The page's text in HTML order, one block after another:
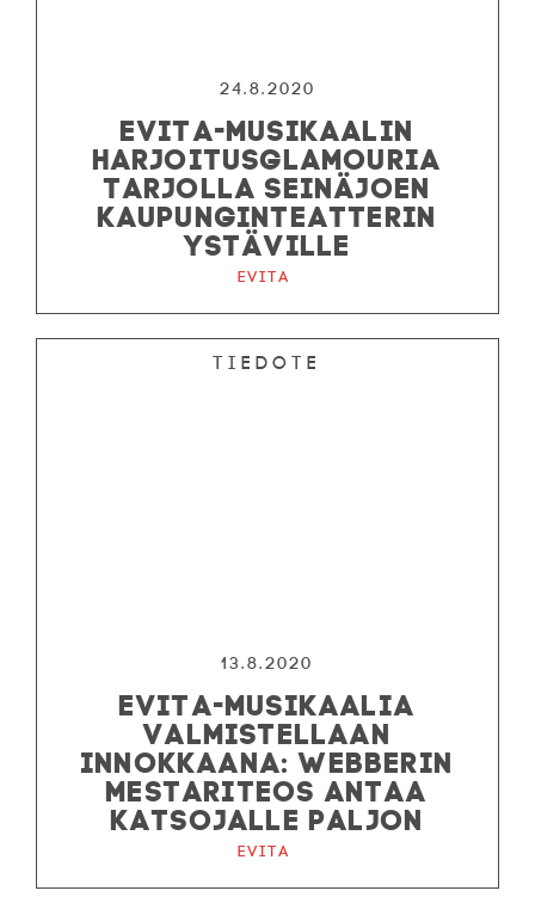
24.8.2020
EVITA-MUSIKAALIN
HARJOITUSGLAMOURIA
TARJOLLA SEINÄJOEN
KAUPUNGINTEATTERIN
YSTÄVILLE
Evita
Tiedote
13.8.2020
EVITA-MUSIKAALIA
VALMISTELLAAN
INNOKKAANA: WEBBERIN
MESTARITEOS ANTAA
KATSOJALLE PALJON
Evita